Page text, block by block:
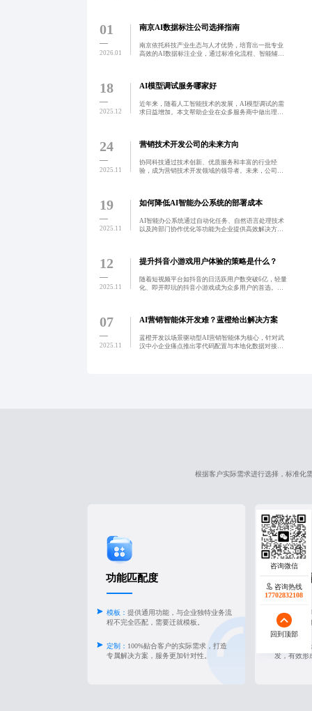
01
2026.01
南京AI数据标注公司选择指南
南京依托科技产业生态与人才优势，培育出一批专业
高效的AI数据标注企业，通过标准化流程、智能辅助
18
2025.12
AI模型调试服务哪家好
近年来，随着人工智能技术的发展，AI模型调试的需
求日益增加。本文帮助企业在众多服务商中做出理性
24
2025.11
营销技术开发公司的未来方向
协同科技通过技术创新、优质服务和丰富的行业经
验，成为营销技术开发领域的领导者。未来，公司将
19
2025.11
如何降低AI智能办公系统的部署成本
AI智能办公系统通过自动化任务、自然语言处理技术
以及跨部门协作优化等功能为企业提供高效解决方
12
2025.11
提升抖音小游戏用户体验的策略是什么？
随着短视频平台如抖音的日活跃用户数突破6亿，轻量
化、即开即玩的抖音小游戏成为众多用户的首选。微
07
2025.11
AI营销智能体开发难？蓝橙给出解决方案
蓝橙开发以场景驱动型AI营销智能体为核心，针对武
汉中小企业痛点推出零代码配置与本地化数据对接方
根据客户实际需求进行选择，标准化
功能匹配度
模板：提供通用功能，与企业独特业务流
程不完全匹配，需要迁就模板。
定制： 100%贴合客户的实际需求，打造
专属解决方案，服务更加针对性。
品牌差
模板：
设
千站一面
从
发，有效形
咨询热线
17702832108
回到顶部